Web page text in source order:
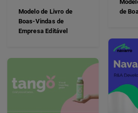
de
Modelo de Livro de
Boas-Vindas de
Empresa Editável